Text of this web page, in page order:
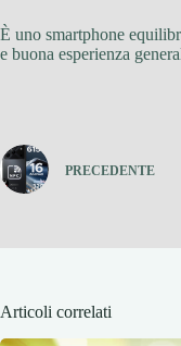
È uno smartphone
e buona esperienza
PRECEDENTE
Articoli correlati